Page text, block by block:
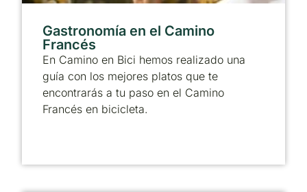
Gastronomía en el Camino
Francés
En Camino en Bici hemos realizado una
guía con los mejores platos que te
encontrarás a tu paso en el Camino
Francés en bicicleta.